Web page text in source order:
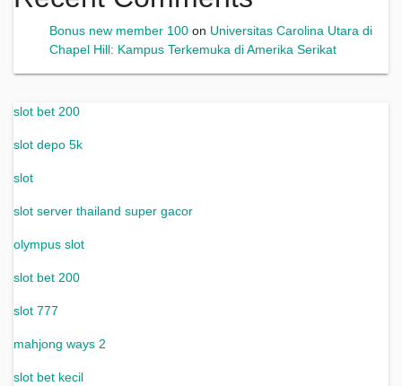
Bonus new member 100 on Universitas Carolina Utara di
Chapel Hill: Kampus Terkemuka di Amerika Serikat
slot bet 200
slot depo 5k
slot
slot server thailand super gacor
olympus slot
slot bet 200
slot 777
mahjong ways 2
slot bet kecil